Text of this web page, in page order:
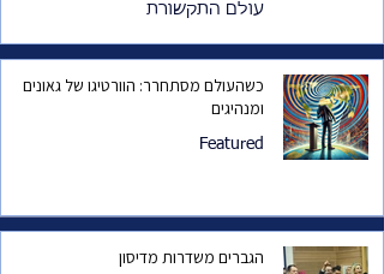
עולם התקשורת
כשהעולם מסתחרר: הוורטיגו של גאונים
ומנהיגים
Featured
הגברים משדרות מדיסון